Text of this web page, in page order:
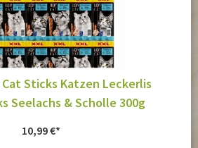
Cat Sticks Katzen Leckerlis
Seelachs & Scholle 300g
10,99€